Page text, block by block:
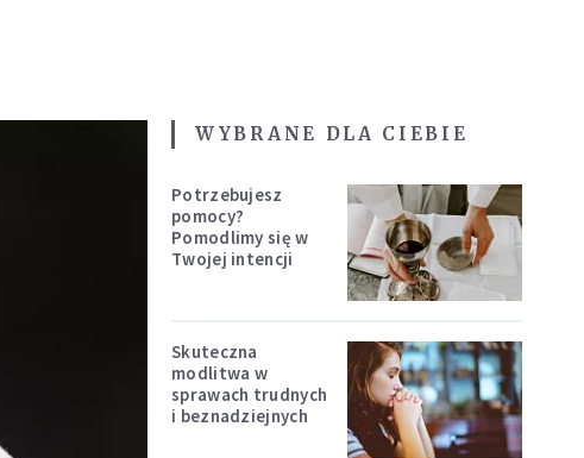
WYBRANE DLA CIEBIE
Potrzebujesz
pomocy?
Pomodlimy się w
Twojej intencji
Skuteczna
modlitwa w
sprawach trudnych
i beznadziejnych